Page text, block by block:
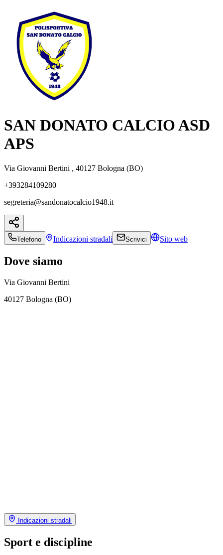
SAN DONATO CALCIO ASD
APS
Via Giovanni Bertini , 40127 Bologna (BO)
+393284109280
segreteria@sandonatocalcio1948.it
Telefono Indicazioni stradali Scrivici Sito web
Dove siamo
Via Giovanni Bertini
40127 Bologna (BO)
Indicazioni stradali
Sport e discipline